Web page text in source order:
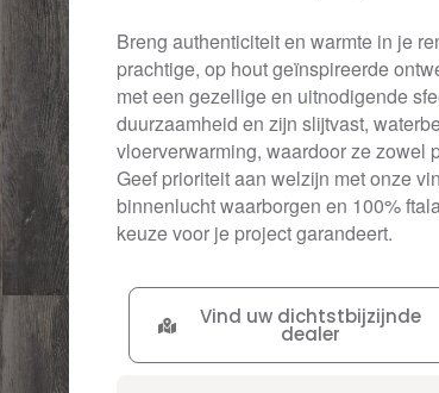
Breng authenticiteit en warmte in je
prachtige, op hout geïnspireerde
met een gezellige en uitnodigende
duurzaamheid en zijn slijtvast,
vloerverwarming, waardoor ze zowel
Geef prioriteit aan welzijn met onze
binnenlucht waarborgen en 100%
keuze voor je project garandeert.
Vind uw dichtstbijzijnde
dealer